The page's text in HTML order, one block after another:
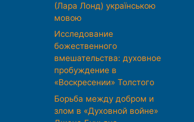
(Лара Лонд) українською
мовою
Исследование
божественного
вмешательства: духовное
пробуждение в
«Воскресении» Толстого
Борьба между добром и
злом в «Духовной войне»